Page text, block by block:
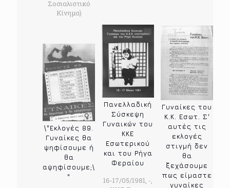
Σοσιαλιστικό
Κίνημα)
\"Εκλογές 89.
Γυναίκες θα
ψηφίσουμε ή
θα
αψηφίσουμε;\
"
Πανελλαδική
Σύσκεψη
Γυναικών του
ΚΚΕ
Εσωτερικού
και του Ρήγα
Φεραίου
16-17/05/1981, -,
Γυναίκες του
Κ.Κ. Εσωτ. Σ'
αυτές τις
εκλογές
στιγμή δεν
θα
ξεχάσουμε
πως είμαστε
γυναίκες